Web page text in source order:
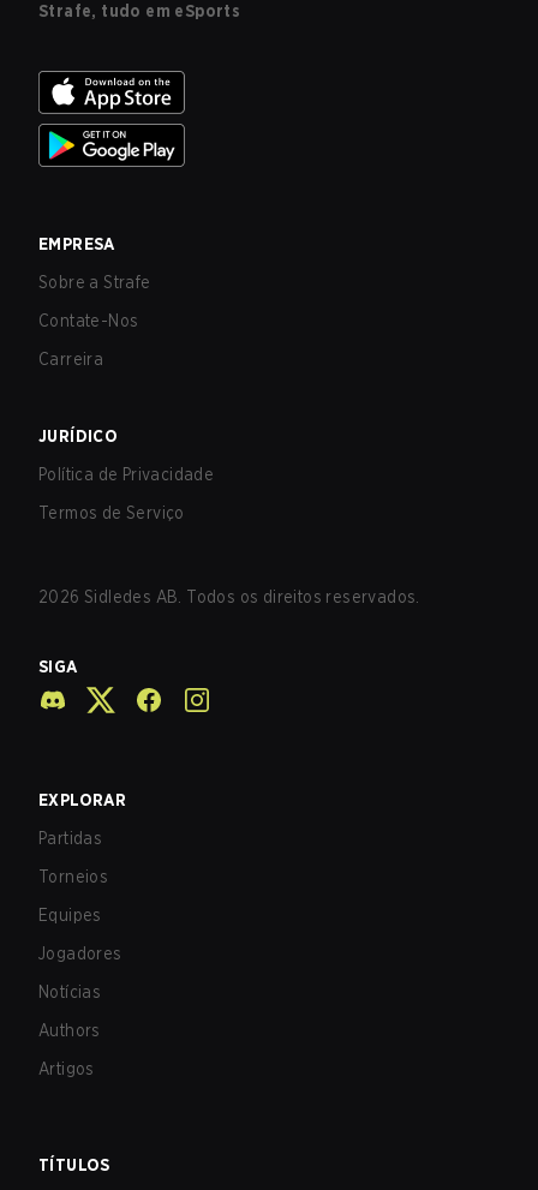
Strafe, tudo em eSports
EMPRESA
Sobre a Strafe
Contate-Nos
Carreira
JURÍDICO
Política de Privacidade
Termos de Serviço
2026 Sidledes AB. Todos os direitos reservados.
SIGA
EXPLORAR
Partidas
Torneios
Equipes
Jogadores
Notícias
Authors
Artigos
TÍTULOS